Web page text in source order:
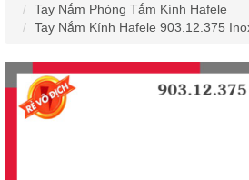
Tay Nắm Phòng Tắm Kính Hafele
Tay Nắm Kính Hafele 903.12.375